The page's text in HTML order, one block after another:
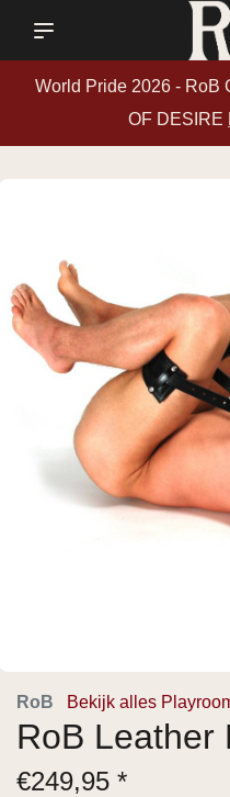
World Pride 2026 - RoB
OF DESIRE
RoB Bekijk alles
RoB Leather
€249,95 *